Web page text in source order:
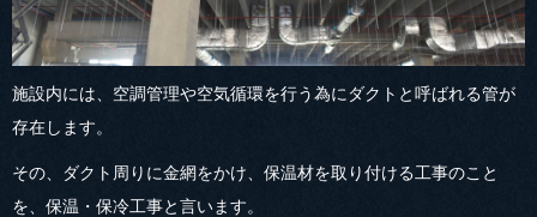
施設内には、空調管理や空気循環を行う為にダクトと呼ばれる管が
存在します。
その、ダクト周りに金網をかけ、保温材を取り付ける工事のこと
を、保温・保冷工事と言います。